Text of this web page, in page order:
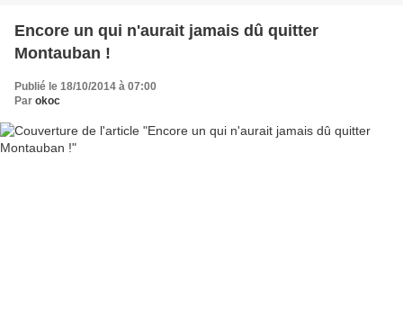
Encore un qui n'aurait jamais dû quitter
Montauban !
Publié le 18/10/2014 à 07:00
Par okoc